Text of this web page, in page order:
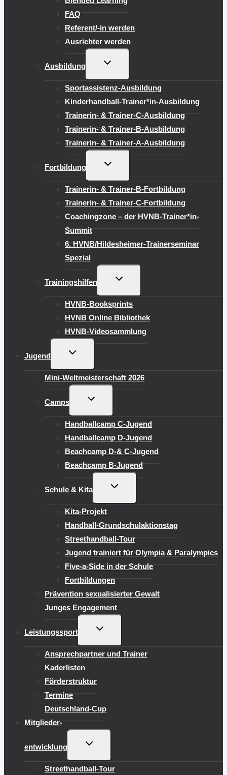
FAQ
Referent/-in werden
Ausrichter werden
Ausbildung
UNTERMENÜ
Sportassistenz-Ausbildung
Kinderhandball-Trainer*in-Ausbildung
Trainerin- & Trainer-C-Ausbildung
Trainerin- & Trainer-B-Ausbildung
Trainerin- & Trainer-A-Ausbildung
Fortbildung
UNTERMENÜ
Trainerin- & Trainer-B-Fortbildung
Trainerin- & Trainer-C-Fortbildung
Coachingzone – der HVNB-Trainer*in-
Summit
6. HVNB/Hildesheimer-Trainerseminar
Spezial
Trainingshilfen
UNTERMENÜ
HVNB-Booksprints
HVNB Online Bibliothek
HVNB-Videosammlung
Jugend
UNTERMENÜ
Mini-Weltmeisterschaft 2026
Camps
UNTERMENÜ
Handballcamp C-Jugend
Handballcamp D-Jugend
Beachcamp D-& C-Jugend
Beachcamp B-Jugend
Schule & Kita
UNTERMENÜ
Kita-Projekt
Handball-Grundschulaktionstag
Streethandball-Tour
Jugend trainiert für Olympia & Paralympics
Five-a-Side in der Schule
Fortbildungen
Prävention sexualisierter Gewalt
Junges Engagement
Leistungssport
UNTERMENÜ
Ansprechpartner und Trainer
Kaderlisten
Förderstruktur
Termine
Deutschland-Cup
Mitglieder-
entwicklung
UNTERMENÜ
Streethandball-Tour